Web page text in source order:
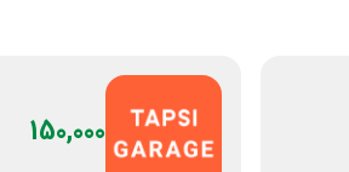
150,000